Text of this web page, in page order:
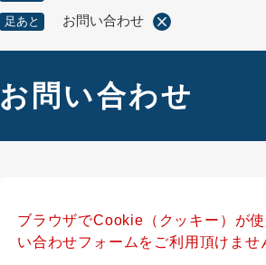
足あと お問い合わせ
お問い合わせ
ブラウザでCookie（クッキー）が
い合わせフォームをご利用頂けませ